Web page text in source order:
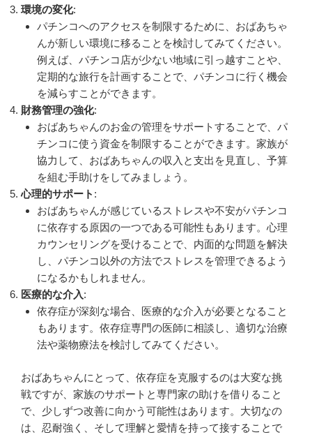
環境の変化:
パチンコへのアクセスを制限するために、おばあちゃ
んが新しい環境に移ることを検討してみてください。
例えば、パチンコ店が少ない地域に引っ越すことや、
定期的な旅行を計画することで、パチンコに行く機会
を減らすことができます。
財務管理の強化:
おばあちゃんのお金の管理をサポートすることで、パ
チンコに使う資金を制限することができます。家族が
協力して、おばあちゃんの収入と支出を見直し、予算
を組む手助けをしてみましょう。
心理的サポート :
おばあちゃんが感じているストレスや不安がパチンコ
に依存する原因の一つである可能性もあります。心理
カウンセリングを受けることで、内面的な問題を解決
し、パチンコ以外の方法でストレスを管理できるよう
になるかもしれません。
医療的な介入:
依存症が深刻な場合、医療的な介入が必要となること
もあります。依存症専門の医師に相談し、適切な治療
法や薬物療法を検討してみてください。
おばあちゃんにとって、依存症を克服するのは大変な挑
戦ですが、家族のサポートと専門家の助けを借りること
で、少しずつ改善に向かう可能性はあります。大切なの
は、忍耐強く、そして理解と愛情を持って接することで